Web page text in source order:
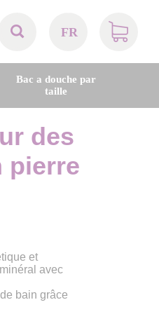
FR
BE
CH
FR
Bac a douche par
taille
des
pierre
et
avec
bain grâce